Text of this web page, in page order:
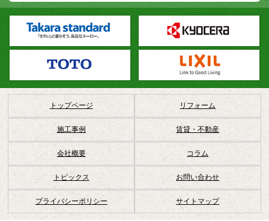
トップページ リフォーム
施工事例 賃貸・不動産
会社概要 コラム
トピックス お問い合わせ
プライバシーポリシー サイトマップ